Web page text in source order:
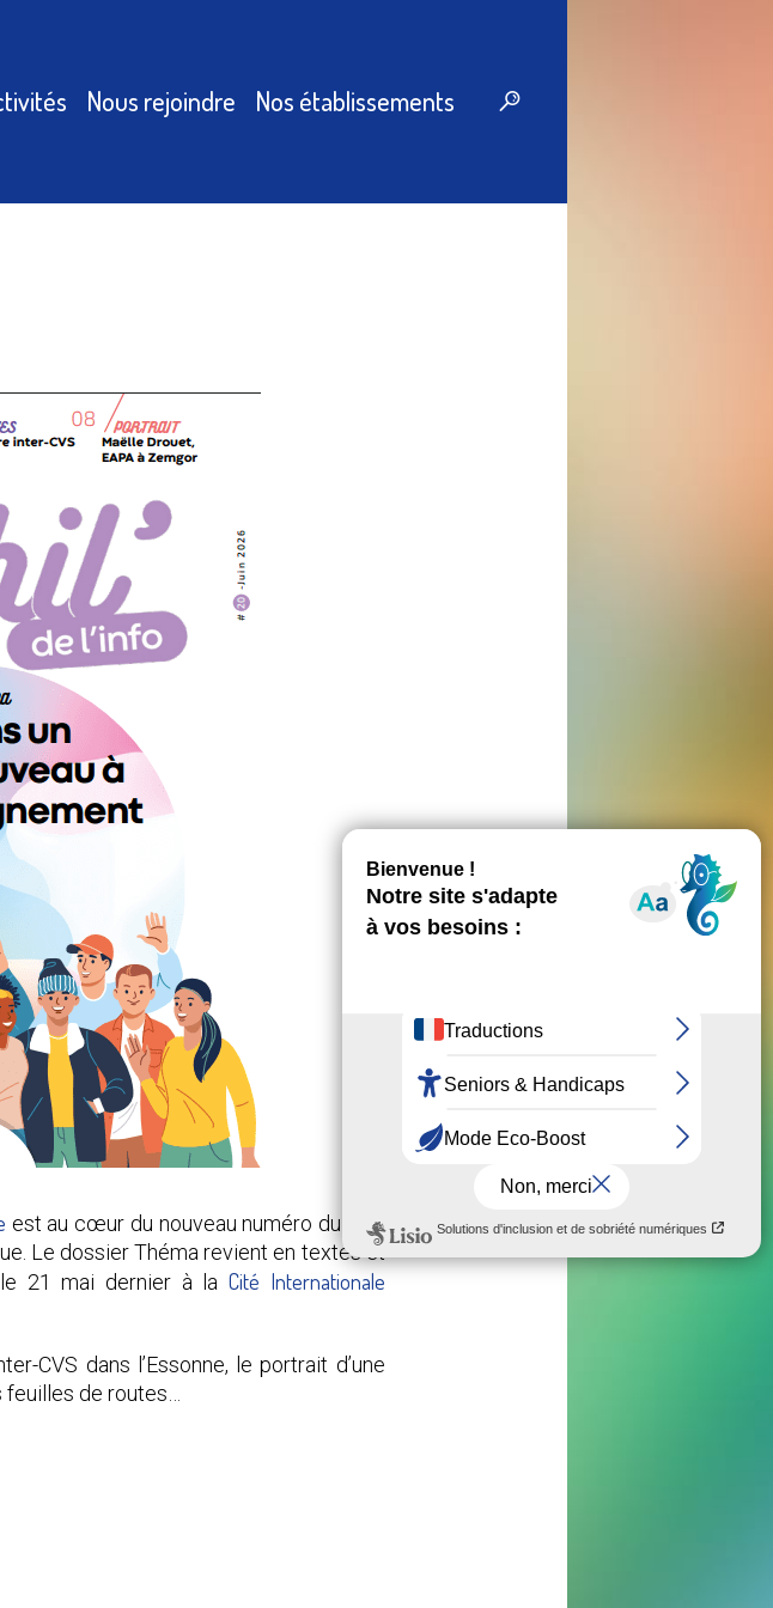
Nous rejoindre Nos établissements
est au cœur du nouveau numéro du Phil’
Le dossier Théma revient en textes et
le 21 mai dernier à laCité Internationale
CVS dans l’Essonne, le portrait d’une
de routes…